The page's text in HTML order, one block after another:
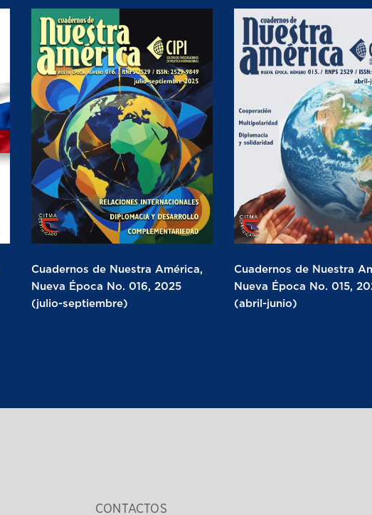
Cuadernos de Nuestra América,
Nueva Época No. 016, 2025
(julio-septiembre)
Cuadernos de Nuestra
Nueva Época No. 015,
(abril-junio)
CONTACTOS